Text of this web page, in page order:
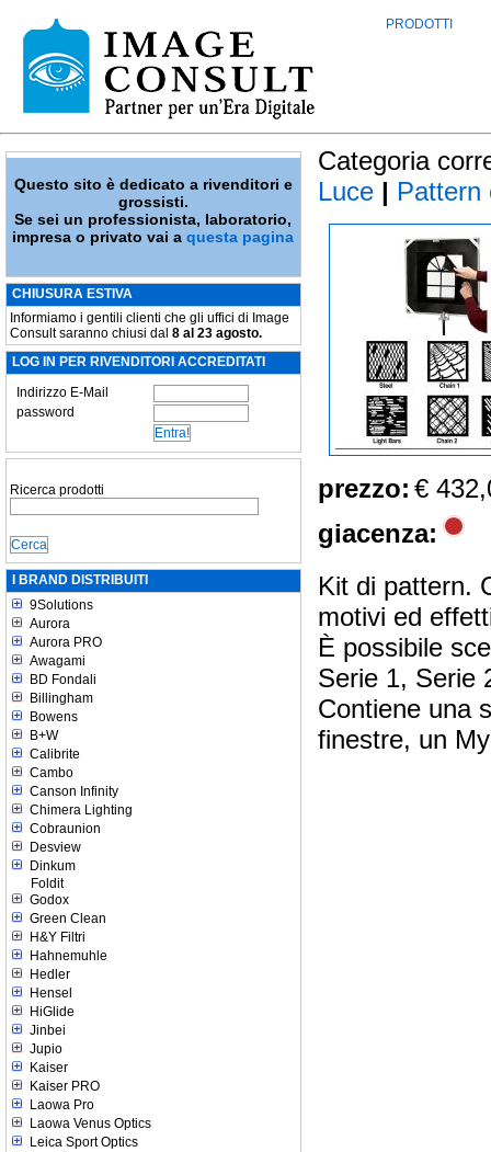
PRODOTTI
Questo sito è dedicato a rivenditori e
grossisti.
Se sei un professionista, laboratorio,
impresa o privato vai aquesta pagina
CHIUSURA ESTIVA
Informiamo i gentili clienti che gli uffici di Image
Consult saranno chiusi dal 8 al 23 agosto.
LOG IN PER RIVENDITORI ACCREDITATI
Indirizzo E-Mail
password
Ricerca prodotti
I BRAND DISTRIBUITI
9Solutions
Aurora
Aurora PRO
Awagami
BD Fondali
Billingham
Bowens
B+W
Calibrite
Cambo
Canson Infinity
Chimera Lighting
Cobraunion
Desview
Dinkum
Foldit
Godox
Green Clean
H&Y Filtri
Hahnemuhle
Hedler
Hensel
HiGlide
Jinbei
Jupio
Kaiser
Kaiser PRO
Laowa Pro
Laowa Venus Optics
Leica Sport Optics
Categoria
Luce | Pattern
prezzo: €
giacenza:
Kit di pattern.
motivi ed
È possibile
Serie 1, Serie
Contiene una
finestre, un